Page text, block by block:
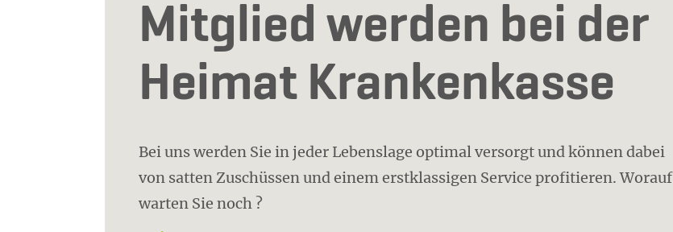
Mitglied werden bei der
Heimat Krankenkasse
Bei uns werden Sie in jeder Lebenslage optimal versorgt und können dabei
von satten Zuschüssen und einem erstklassigen Service profitieren. Worauf
warten Sie noch ?